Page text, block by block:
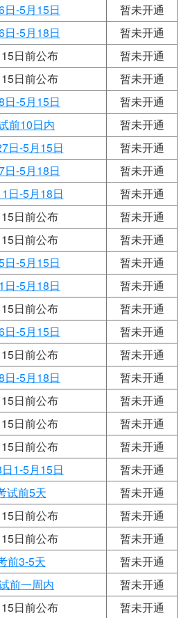
日-5月15日
暂未开通
日-5月18日
暂未开通
日前公布
暂未开通
日前公布
暂未开通
日-5月15日
暂未开通
前10日内
暂未开通
日-5月15日
暂未开通
日-5月18日
暂未开通
日-5月18日
暂未开通
日前公布
暂未开通
日前公布
暂未开通
日-5月15日
暂未开通
日-5月18日
暂未开通
日前公布
暂未开通
日-5月15日
暂未开通
日前公布
暂未开通
日-5月18日
暂未开通
日前公布
暂未开通
日前公布
暂未开通
日前公布
暂未开通
1-5月15日
暂未开通
试前5天
暂未开通
日前公布
暂未开通
日前公布
暂未开通
前3-5天
暂未开通
前一周内
暂未开通
日前公布 暂未开通